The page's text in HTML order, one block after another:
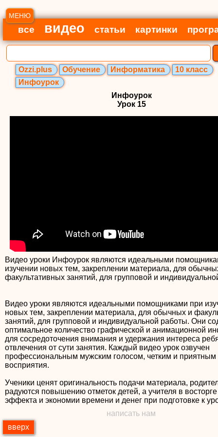
МЕНЮ
все видео статьи картинки
Ozzi.plus Обучение Информатика
10 класс
Инфоурок
Инфоурок
Урок 15
Видео уроки Инфоурок являются идеальными
изучении новых тем, закреплении материала, для
факультативных занятий, для групповой и
Видео уроки являются идеальными помощниками при
новых тем, закреплении материала, для обычных и
занятий, для групповой и индивидуальной работы. Они
оптимальное количество графической и анимационной
для сосредоточения внимания и удержания интереса
отвлечения от сути занятия. Каждый видео урок озвучен
профессиональным мужским голосом, четким и приятным
восприятия.
Ученики ценят оригинальность подачи материала,
радуются повышению отметок детей, а учителя в восторге
написать нам
вверх